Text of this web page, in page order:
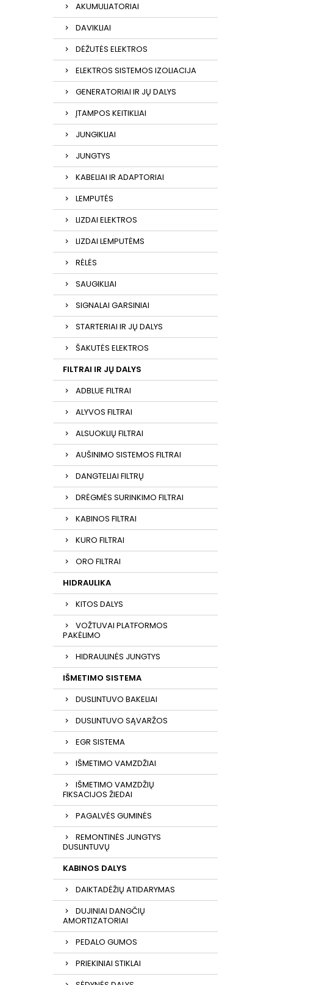
AKUMULIATORIAI
DAVIKLIAI
DĖŽUTĖS ELEKTROS
ELEKTROS SISTEMOS IZOLIACIJA
GENERATORIAI IR JŲ DALYS
ĮTAMPOS KEITIKLIAI
JUNGIKLIAI
JUNGTYS
KABELIAI IR ADAPTORIAI
LEMPUTĖS
LIZDAI ELEKTROS
LIZDAI LEMPUTĖMS
RĖLĖS
SAUGIKLIAI
SIGNALAI GARSINIAI
STARTERIAI IR JŲ DALYS
ŠAKUTĖS ELEKTROS
FILTRAI IR JŲ DALYS
ADBLUE FILTRAI
ALYVOS FILTRAI
ALSUOKLIŲ FILTRAI
AUŠINIMO SISTEMOS FILTRAI
DANGTELIAI FILTRŲ
DRĖGMĖS SURINKIMO FILTRAI
KABINOS FILTRAI
KURO FILTRAI
ORO FILTRAI
HIDRAULIKA
KITOS DALYS
VOŽTUVAI PLATFORMOS
PAKĖLIMO
HIDRAULINĖS JUNGTYS
IŠMETIMO SISTEMA
DUSLINTUVO BAKELIAI
DUSLINTUVO SĄVARŽOS
EGR SISTEMA
IŠMETIMO VAMZDŽIAI
IŠMETIMO VAMZDŽIŲ
FIKSACIJOS ŽIEDAI
PAGALVĖS GUMINĖS
REMONTINĖS JUNGTYS
DUSLINTUVŲ
KABINOS DALYS
DAIKTADĖŽIŲ ATIDARYMAS
DUJINIAI DANGČIŲ
AMORTIZATORIAI
PEDALO GUMOS
PRIEKINIAI STIKLAI